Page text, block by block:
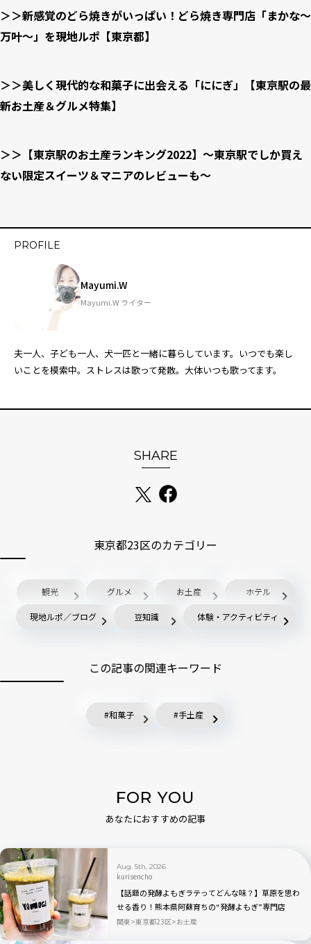
＞＞新感覚のどら焼きがいっぱい！どら焼き専門店「まかな〜
万叶〜」を現地ルポ【東京都】
＞＞美しく現代的な和菓子に出会える「ににぎ」【東京駅の最
新お土産＆グルメ特集】
＞＞【東京駅のお土産ランキング2022】〜東京駅でしか買え
ない限定スイーツ＆マニアのレビューも〜
PROFILE
Mayumi.W
Mayumi.W ライター
夫一人、子ども一人、犬一匹と一緒に暮らしています。いつでも楽し
いことを模索中。ストレスは歌って発散。大体いつも歌ってます。
SHARE
東京都23区のカテゴリー
観光 グルメ お土産 ホテル
現地ルポ／ブログ 豆知識 体験・アクティビティ
この記事の関連キーワード
和菓子 手土産
FOR YOU
あなたにおすすめの記事
Aug. 5th, 2026
kurisencho
【話題の発酵よもぎラテってどんな味？】草原を思わ
せる香り！熊本県阿蘇育ちの“発酵よもぎ”専門店
「BETWEEN by THE YOMOGI STAND」渋谷にオープ
関東 東京都23区 お土産